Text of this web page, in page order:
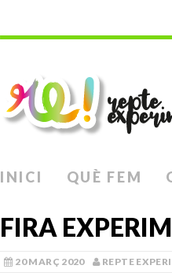
INICI QUÈ FEM
FIRA
20 MARÇ 2020 REPTE